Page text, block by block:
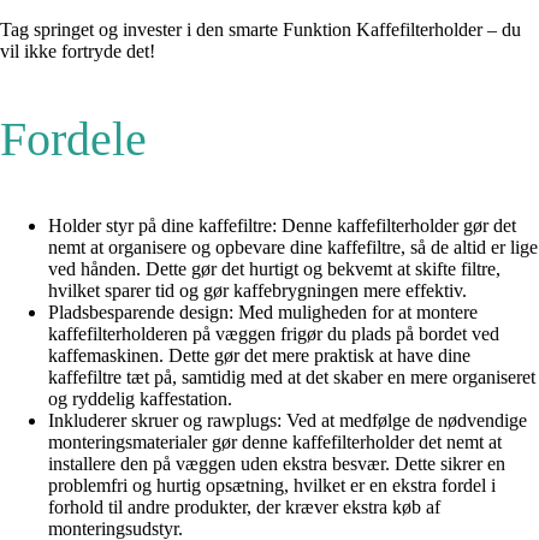
Tag springet og invester i den smarte Funktion Kaffefilterholder – du
vil ikke fortryde det!
Fordele
Holder styr på dine kaffefiltre: Denne kaffefilterholder gør det
nemt at organisere og opbevare dine kaffefiltre, så de altid er lige
ved hånden. Dette gør det hurtigt og bekvemt at skifte filtre,
hvilket sparer tid og gør kaffebrygningen mere effektiv.
Pladsbesparende design: Med muligheden for at montere
kaffefilterholderen på væggen frigør du plads på bordet ved
kaffemaskinen. Dette gør det mere praktisk at have dine
kaffefiltre tæt på, samtidig med at det skaber en mere organiseret
og ryddelig kaffestation.
Inkluderer skruer og rawplugs: Ved at medfølge de nødvendige
monteringsmaterialer gør denne kaffefilterholder det nemt at
installere den på væggen uden ekstra besvær. Dette sikrer en
problemfri og hurtig opsætning, hvilket er en ekstra fordel i
forhold til andre produkter, der kræver ekstra køb af
monteringsudstyr.